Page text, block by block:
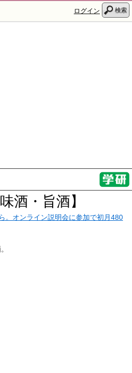
ログイン 検索
酒・旨酒】
。オンライン説明会に参加で初月480